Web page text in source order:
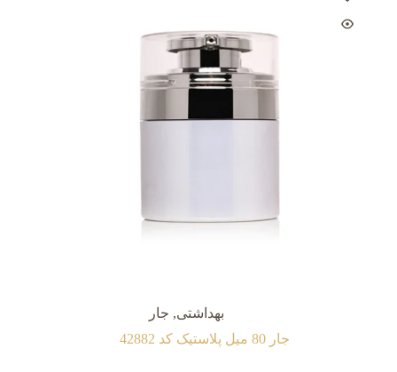
بهداشتی, جار
جار 80 میل پلاستیک کد 42882